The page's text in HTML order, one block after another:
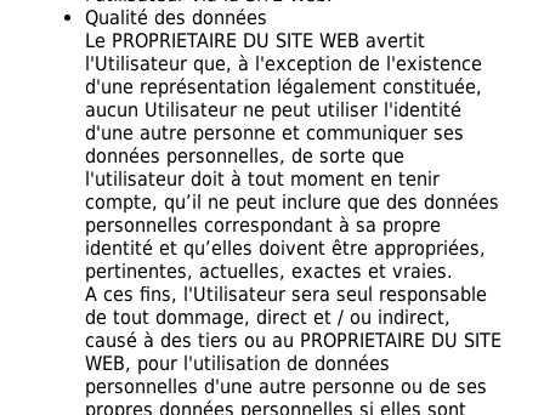
Qualité des données
Le PROPRIETAIRE DU SITE WEB avertit
l'Utilisateur que, à l'exception de l'existence
d'une représentation légalement constituée,
aucun Utilisateur ne peut utiliser l'identité
d'une autre personne et communiquer ses
données personnelles, de sorte que
l'utilisateur doit à tout moment en tenir
compte, qu’il ne peut inclure que des données
personnelles correspondant à sa propre
identité et qu’elles doivent être appropriées,
pertinentes, actuelles, exactes et vraies.
A ces fins, l'Utilisateur sera seul responsable
de tout dommage, direct et / ou indirect,
causé à des tiers ou au PROPRIETAIRE DU SITE
WEB, pour l'utilisation de données
personnelles d'une autre personne ou de ses
propres données personnelles si elles sont